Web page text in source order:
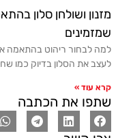
מזנון ושולחן סלון
שמזמינים
למה לבחור ריהוט בהתאמה
לעצב את הסלון בדיוק כמו
קרא עוד »
שתפו את הכתבה